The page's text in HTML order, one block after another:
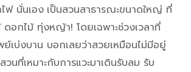
ฟ นั่นเอง เป็นสวนสาธารณะขนาดใหญ่ ที่
ดอกไม้ ทุ่งหญ้า! โดยเฉพาะช่วงเวลาที่
เบ่งบาน บอกเลยว่าสวยเหมือนไม่มีอยู่
นที่เหมาะกับการแวะมาเดินรับลม รับ